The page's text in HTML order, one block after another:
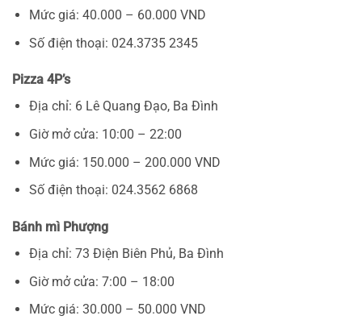
Mức giá: 40.000 – 60.000 VND
Số điện thoại: 024.3735 2345
Pizza 4P’s
Địa chỉ: 6 Lê Quang Đạo, Ba Đình
Giờ mở cửa: 10:00 – 22:00
Mức giá: 150.000 – 200.000 VND
Số điện thoại: 024.3562 6868
Bánh mì Phượng
Địa chỉ: 73 Điện Biên Phủ, Ba Đình
Giờ mở cửa: 7:00 – 18:00
Mức giá: 30.000 – 50.000 VND